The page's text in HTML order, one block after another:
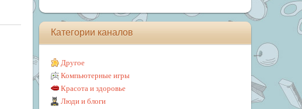
Категории каналов
Другое
Компьютерные игры
Красота и здоровье
Люди и блоги